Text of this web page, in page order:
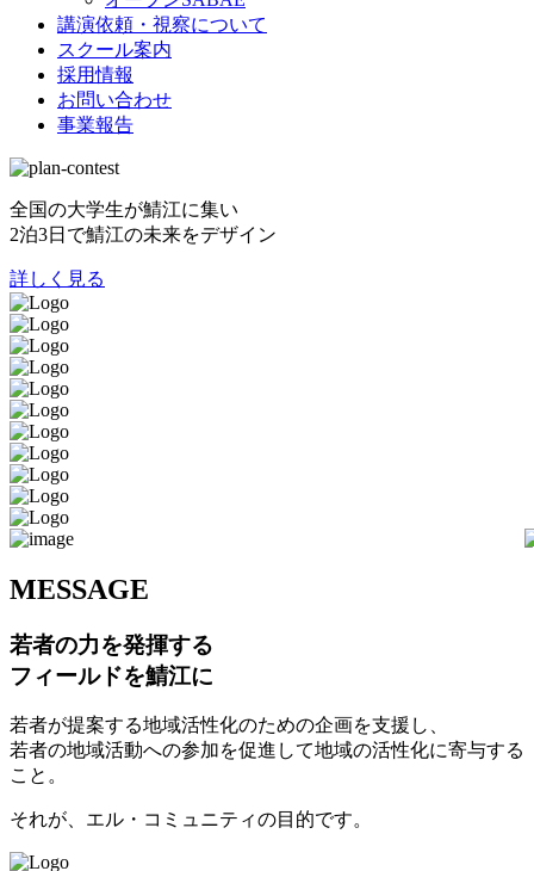
講演依頼・視察について
スクール案内
採用情報
お問い合わせ
事業報告
全国の大学生が鯖江に集い
2泊3日で鯖江の未来をデザイン
詳しく見る
MESSAGE
若者の力を発揮する
フィールドを鯖江に
若者が提案する地域活性化のための企画を支援し、
若者の地域活動への参加を促進して地域の活性化に寄与する
こと。
それが、エル・コミュニティの目的です。